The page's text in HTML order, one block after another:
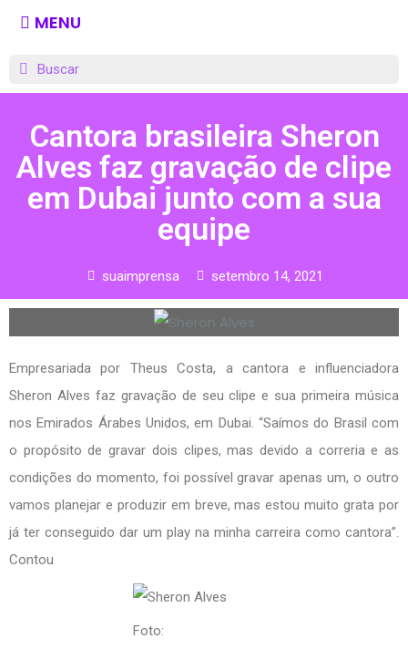
MENU
Cantora brasileira Sheron
Alves faz gravação de clipe
em Dubai junto com a sua
equipe
suaimprensa setembro 14, 2021
Empresariada por Theus Costa, a cantora e influenciadora
Sheron Alves faz gravação de seu clipe e sua primeira música
nos Emirados Árabes Unidos, em Dubai. “Saímos do Brasil com
o propósito de gravar dois clipes, mas devido a correria e as
condições do momento, foi possível gravar apenas um, o outro
vamos planejar e produzir em breve, mas estou muito grata por
já ter conseguido dar um play na minha carreira como cantora”.
Contou
Foto: